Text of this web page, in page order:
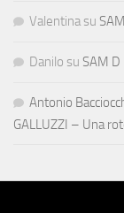
Valentina su
Danilo su SAM
Antonio
GALLUZZI – Una